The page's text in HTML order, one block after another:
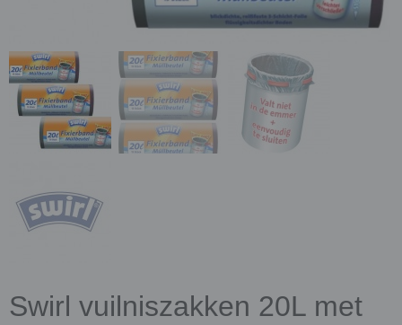
Swirl vuilniszakken 20L met